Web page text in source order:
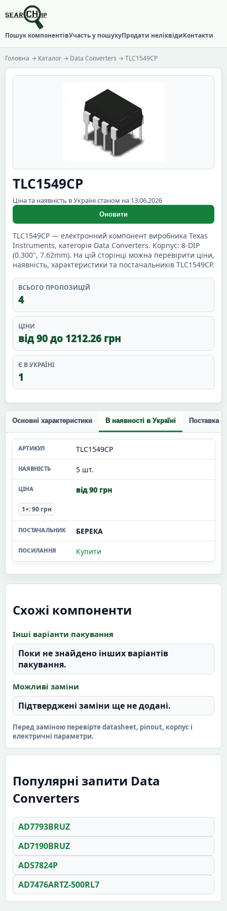
Пошук компонентівУчасть у пошукуПродати неліквідиКонтакти
Головна → Каталог → Data Converters → TLC1549CP
TLC1549CP
Ціна та наявність в Україні станом на 13.06.2026
Оновити
TLC1549CP — електронний компонент виробника Texas
Instruments, категорія Data Converters. Корпус: 8-DIP
(0.300", 7.62mm). На цій сторінці можна перевірити ціни,
наявність, характеристики та постачальників TLC1549CP.
ВСЬОГО ПРОПОЗИЦІЙ
4
ЦІНИ
від 90 до 1212.26 грн
Є В УКРАЇНІ
1
Основні характеристики В наявності в Україні Поставка
TLC1549CP
5 шт.
від 90 грн
1+: 90 грн
БЕРЕКА
Купити
Схожі компоненти
Інші варіанти пакування
Поки не знайдено інших варіантів
пакування.
Можливі заміни
Підтверджені заміни ще не додані.
Перед заміною перевірте datasheet, pinout, корпус і
електричні параметри.
Популярні запити Data
Converters
AD7793BRUZ
AD7190BRUZ
ADS7824P
AD7476ARTZ-500RL7